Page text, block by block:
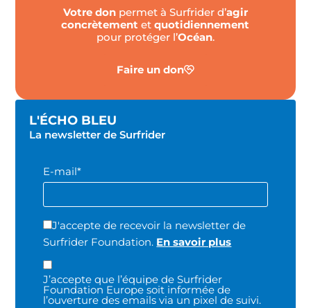
Votre donpermet à Surfrider d’agir
concrètement etquotidiennement
pour protéger l’Océan.
Faire un don
L'ÉCHO BLEU
La newsletter de Surfrider
E-mail*
J'accepte de recevoir la newsletter de
Surfrider Foundation. En savoir plus
J’accepte que l’équipe de Surfrider
Foundation Europe soit informée de
l’ouverture des emails via un pixel de suivi.